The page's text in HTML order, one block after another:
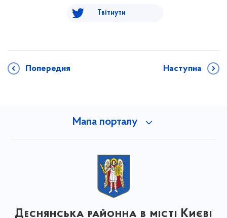
Твітнути
Попередня Наступна
Мапа порталу
Деснянська районна в місті Києві